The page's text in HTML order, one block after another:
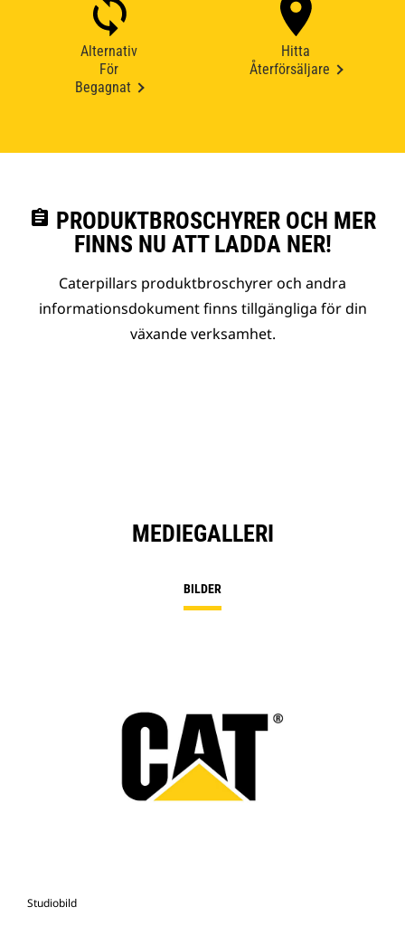
Alternativ
För
Begagnat
Hitta
Återförsäljare
assignment PRODUKTBROSCHYRER OCH MER
FINNS NU ATT LADDA NER!
Caterpillars produktbroschyrer och andra
informationsdokument finns tillgängliga för din
växande verksamhet.
MEDIEGALLERI
BILDER
Studiobild